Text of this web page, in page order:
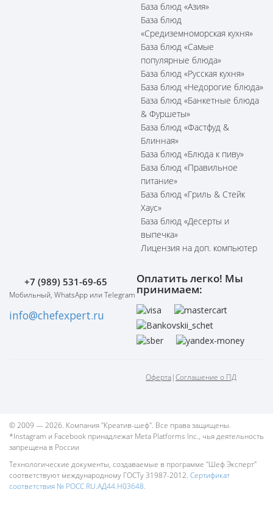
База блюд «Азия»
База блюд
«Средиземноморская кухня»
База блюд «Самые
популярные блюда»
База блюд «Русская кухня»
База блюд «Недорогие блюда»
База блюд «Банкетные блюда
& Фуршеты»
База блюд «Фастфуд &
Блинная»
База блюд «Блюда к пиву»
База блюд «Правильное
питание»
База блюд «Гриль & Стейк
Хаус»
База блюд «Десерты и
выпечка»
Лицензия на доп. компьютер
+7 (989) 531-69-65
Мобильный, WhatsApp или Telegram
info@chefexpert.ru
Оплатить легко! Мы
принимаем:
Оферта|Соглашение о ПД
© 2009 — 2026. Компания "Креатив-шеф". Все права защищены.
*Instagram и Facebook принадлежат Meta Platforms Inc., чья деятельность
запрещена в России
Технологические документы, создаваемые в программе "Шеф Эксперт"
соответствуют международному ГОСТу 31987-2012. Сертификат
соответствия № РОСС RU.АД44.Н03648.